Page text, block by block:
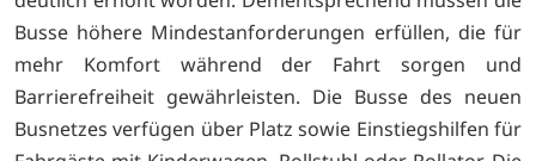
Busse höhere Mindestanforderungen erfüllen, die für
mehr Komfort während der Fahrt sorgen und
Barrierefreiheit gewährleisten. Die Busse des neuen
Busnetzes verfügen über Platz sowie Einstiegshilfen für